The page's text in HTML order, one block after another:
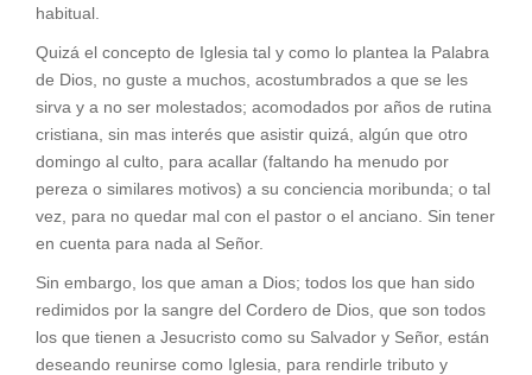
habitual.
Quizá el concepto de Iglesia tal y como lo plantea la Palabra
de Dios, no guste a muchos, acostumbrados a que se les
sirva y a no ser molestados; acomodados por años de rutina
cristiana, sin mas interés que asistir quizá, algún que otro
domingo al culto, para acallar (faltando ha menudo por
pereza o similares motivos) a su conciencia moribunda; o tal
vez, para no quedar mal con el pastor o el anciano. Sin tener
en cuenta para nada al Señor.
Sin embargo, los que aman a Dios; todos los que han sido
redimidos por la sangre del Cordero de Dios, que son todos
los que tienen a Jesucristo como su Salvador y Señor, están
deseando reunirse como Iglesia, para rendirle tributo y